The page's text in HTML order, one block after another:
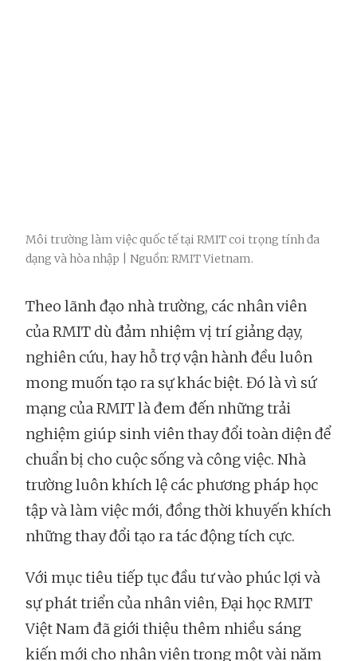
Môi trường làm việc quốc tế tại RMIT coi trọng tính đa
dạng và hòa nhập | Nguồn: RMIT Vietnam.
Theo lãnh đạo nhà trường, các nhân viên
của RMIT dù đảm nhiệm vị trí giảng dạy,
nghiên cứu, hay hỗ trợ vận hành đều luôn
mong muốn tạo ra sự khác biệt. Đó là vì sứ
mạng của RMIT là đem đến những trải
nghiệm giúp sinh viên thay đổi toàn diện để
chuẩn bị cho cuộc sống và công việc. Nhà
trường luôn khích lệ các phương pháp học
tập và làm việc mới, đồng thời khuyến khích
những thay đổi tạo ra tác động tích cực.
Với mục tiêu tiếp tục đầu tư vào phúc lợi và
sự phát triển của nhân viên, Đại học RMIT
Việt Nam đã giới thiệu thêm nhiều sáng
kiến mới cho nhân viên trong một vài năm